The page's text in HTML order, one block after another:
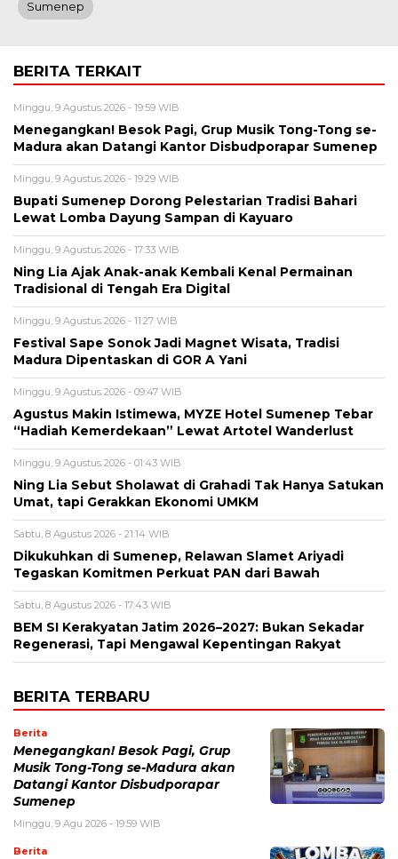
Sumenep
BERITA TERKAIT
Minggu, 9 Agustus 2026 - 19:59 WIB
Menegangkan! Besok Pagi, Grup Musik Tong-Tong se-
Madura akan Datangi Kantor Disbudporapar Sumenep
Minggu, 9 Agustus 2026 - 19:29 WIB
Bupati Sumenep Dorong Pelestarian Tradisi Bahari
Lewat Lomba Dayung Sampan di Kayuaro
Minggu, 9 Agustus 2026 - 17:33 WIB
Ning Lia Ajak Anak-anak Kembali Kenal Permainan
Tradisional di Tengah Era Digital
Minggu, 9 Agustus 2026 - 11:27 WIB
Festival Sape Sonok Jadi Magnet Wisata, Tradisi
Madura Dipentaskan di GOR A Yani
Minggu, 9 Agustus 2026 - 09:47 WIB
Agustus Makin Istimewa, MYZE Hotel Sumenep Tebar
“Hadiah Kemerdekaan” Lewat Artotel Wanderlust
Minggu, 9 Agustus 2026 - 01:43 WIB
Ning Lia Sebut Sholawat di Grahadi Tak Hanya Satukan
Umat, tapi Gerakkan Ekonomi UMKM
Sabtu, 8 Agustus 2026 - 21:14 WIB
Dikukuhkan di Sumenep, Relawan Slamet Ariyadi
Tegaskan Komitmen Perkuat PAN dari Bawah
Sabtu, 8 Agustus 2026 - 17:43 WIB
BEM SI Kerakyatan Jatim 2026–2027: Bukan Sekadar
Regenerasi, Tapi Mengawal Kepentingan Rakyat
BERITA TERBARU
Berita
Menegangkan! Besok Pagi, Grup
Musik Tong-Tong se-Madura akan
Datangi Kantor Disbudporapar
Sumenep
Minggu, 9 Agu 2026 - 19:59 WIB
Berita